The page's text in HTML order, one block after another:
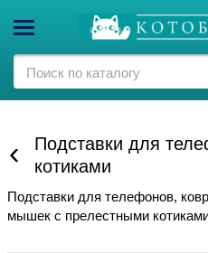
Подставки для
котиками
Подставки для телефонов,
мышек с прелестными